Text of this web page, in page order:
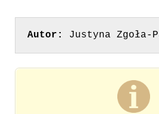
Autor: Justyna Zgoła-